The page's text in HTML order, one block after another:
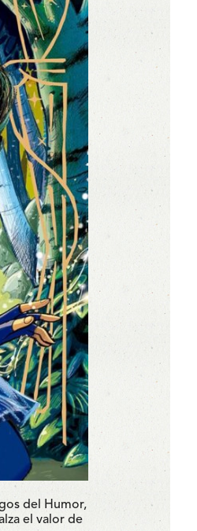
del Humor,
el valor de